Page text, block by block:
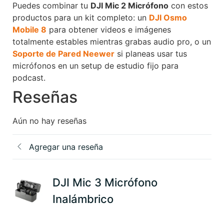
Puedes combinar tu DJI Mic 2 Micrófono con estos
productos para un kit completo: un DJI Osmo
Mobile 8 para obtener videos e imágenes
totalmente estables mientras grabas audio pro, o un
Soporte de Pared Neewer si planeas usar tus
micrófonos en un setup de estudio fijo para
podcast.
Reseñas
Aún no hay reseñas
Agregar una reseña
DJI Mic 3 Micrófono
Inalámbrico